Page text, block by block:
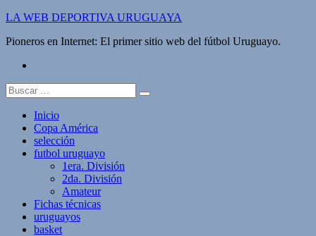
Saltar
contenido
LA WEB DEPORTIVA URUGUAYA
Pioneros en Internet: El primer sitio web del fútbol Uruguayo.
Buscar:
Inicio
Copa América
selección
futbol uruguayo
1era. División
2da. División
Amateur
Fichas técnicas
uruguayos
basket